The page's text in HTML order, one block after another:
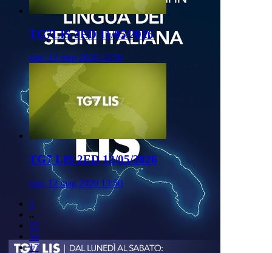
TG7LIS 2ED 11/05/2026
mar, 12 mag 2026 13:50
TG7 LIS 2ED 12/05/2026
mar, 12 mag 2026 13:50
1
..
15
16
17